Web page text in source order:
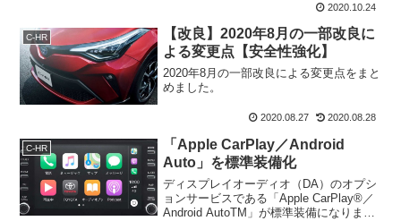
2020.10.24
C-HR
【改良】2020年8月の一部改良に
よる変更点【安全性強化】
2020年8月の一部改良による変更点をまと
めました。
2020.08.27 2020.08.28
C-HR
「Apple CarPlay／Android
Auto」を標準装備化
ディスプレイオーディオ（DA）のオプシ
ョンサービスである「Apple CarPlay®／
Android AutoTM」が標準装備になりま